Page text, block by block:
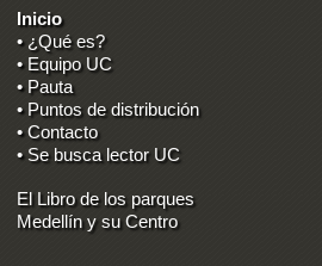
Inicio
• ¿Qué es?
• Equipo UC
• Pauta
• Puntos de distribución
• Contacto
• Se busca lector UC
El Libro de los parques
Medellín y su Centro